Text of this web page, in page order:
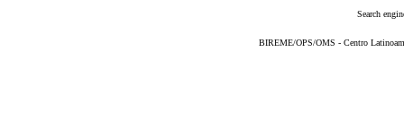
Search
BIREME/OPS/OMS - Centro